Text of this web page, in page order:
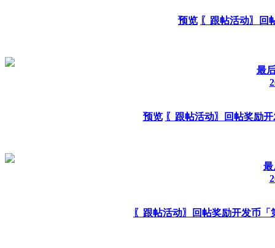
预览 〖跟帖活动〗回
最
预览 〖跟帖活动〗回帖奖励
最
〖跟帖活动〗回帖奖励开发币「